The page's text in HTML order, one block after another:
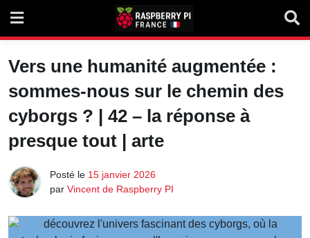
content
Vers une humanité augmentée :
sommes-nous sur le chemin des
cyborgs ? | 42 – la réponse à
presque tout | arte
Posté le 15 janvier 2026
par Vincent de Raspberry PI